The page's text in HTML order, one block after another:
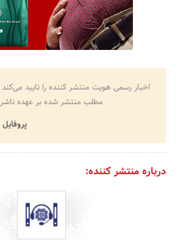
اخبار رسمی هویت منتشر کننده را تایید
مطلب منتشر شده بر عهده
درباره منتشر کننده: